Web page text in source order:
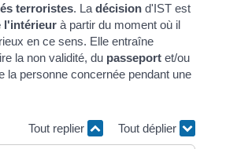
terroristes. Ladécision d'IST est
l'intérieur à partir du moment où il
en ce sens. Elle entraîne
la non validité, du passeport et/ou
la personne concernée pendant une
Tout replier Tout déplier